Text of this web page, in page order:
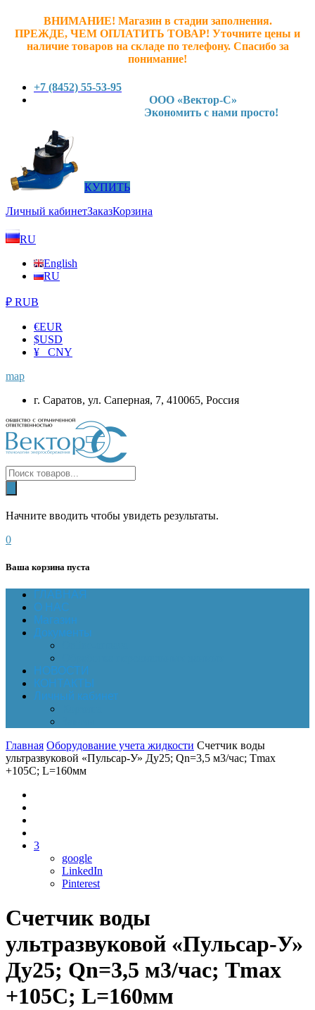
ВНИМАНИЕ! Магазин в стадии заполнения.
ПРЕЖДЕ, ЧЕМ ОПЛАТИТЬ ТОВАР! Уточните цены и
наличие товаров на складе по телефону. Спасибо за
понимание!
+7 (8452) 55-53-95
ООО «Вектор-С»
Экономить с нами просто!
КУПИТЬ
Личный кабинетЗаказКорзина
RU
English
RU
₽ RUB
€EUR
$USD
¥ CNY
map
г. Саратов, ул. Саперная, 7, 410065, Россия
Начните вводить чтобы увидеть результаты.
0
Ваша корзина пуста
ГЛАВНАЯ
О НАС
Магазин
Документы
НОВОСТИ
КОНТАКТЫ
Личный кабинет
Главная Оборудование учета жидкости Счетчик воды
ультразвуковой «Пульсар-У» Ду25; Qn=3,5 м3/час; Tmax
+105C; L=160мм
3
google
LinkedIn
Pinterest
Счетчик воды
ультразвуковой «Пульсар-У»
Ду25; Qn=3,5 м3/час; Tmax
+105C; L=160мм